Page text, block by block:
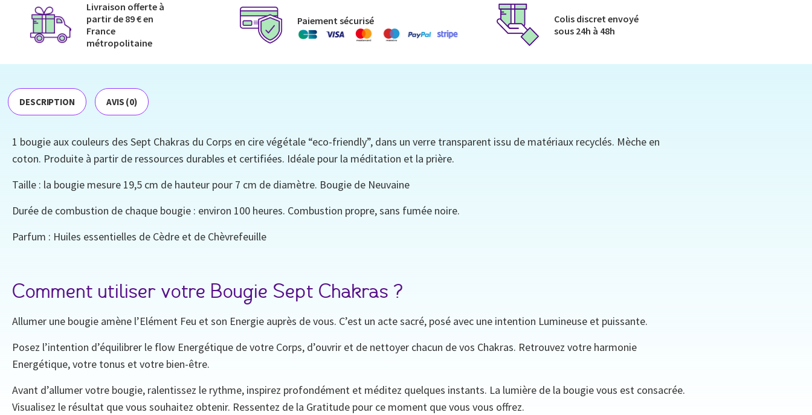
Livraison offerte à
partir de 89 € en
France
métropolitaine​
Paiement sécurisé
Colis discret envoyé​
sous 24h à 48h​
DESCRIPTION AVIS (0)
1 bougie aux couleurs des Sept Chakras du Corps en cire végétale “eco-friendly”, dans un verre transparent issu de matériaux recyclés. Mèche en
coton. Produite à partir de ressources durables et certifiées. Idéale pour la méditation et la prière.
Taille : la bougie mesure 19,5 cm de hauteur pour 7 cm de diamètre. Bougie de Neuvaine
Durée de combustion de chaque bougie : environ 100 heures. Combustion propre, sans fumée noire.
Parfum : Huiles essentielles de Cèdre et de Chèvrefeuille
Comment utiliser votre Bougie Sept Chakras ?
Allumer une bougie amène l’Elément Feu et son Energie auprès de vous. C’est un acte sacré, posé avec une intention Lumineuse et puissante.
Posez l’intention d’équilibrer le flow Energétique de votre Corps, d’ouvrir et de nettoyer chacun de vos Chakras. Retrouvez votre harmonie
Energétique, votre tonus et votre bien-être.
Avant d’allumer votre bougie, ralentissez le rythme, inspirez profondément et méditez quelques instants. La lumière de la bougie vous est consacrée.
Visualisez le résultat que vous souhaitez obtenir. Ressentez de la Gratitude pour ce moment que vous vous offrez.